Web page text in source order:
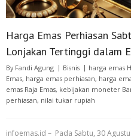
Harga Emas Perhiasan
Lonjakan Tertinggi dalam
By Fandi Agung Bisnis harga emas
Emas, harga emas perhiasan, harga
emas Raja Emas, kebijakan moneter
perhiasan, nilai tukar rupiah
infoemas.id – Pada Sabtu, 30